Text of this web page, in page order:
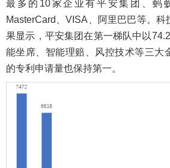
最多的10家企业有平安集团、蚂
MasterCard、VISA、阿里巴巴等。
果显示，平安集团在第一梯队中以
能坐席、智能理赔、风控技术等三大
的专利申请量也保持第一。